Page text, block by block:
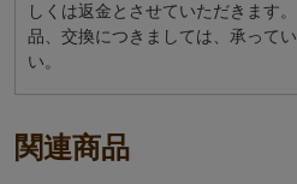
しくは返金とさせていただきます
品、交換につきましては、承って
い。
関連商品